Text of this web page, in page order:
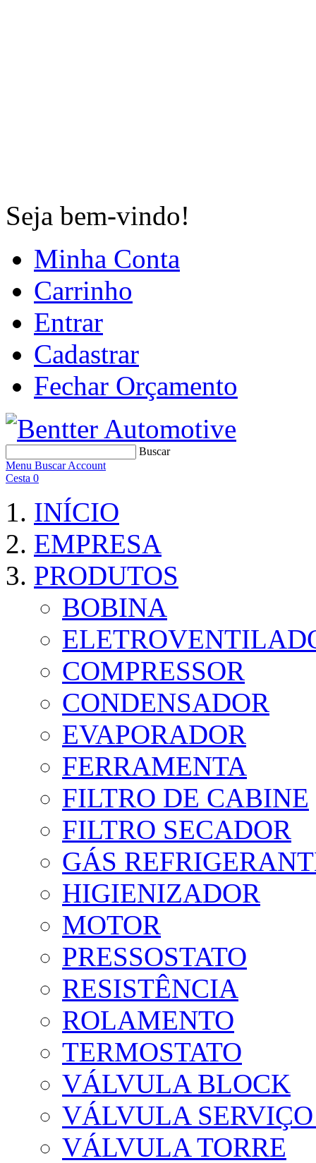
Seja bem-vindo!
Minha Conta
Carrinho
Entrar
Cadastrar
Fechar Orçamento
Buscar
Menu Buscar Account
Cesta 0
INÍCIO
EMPRESA
PRODUTOS
BOBINA
COMPRESSOR
CONDENSADOR
EVAPORADOR
FERRAMENTA
FILTRO DE CABINE
FILTRO SECADOR
GÁS
HIGIENIZADOR
MOTOR
PRESSOSTATO
RESISTÊNCIA
ROLAMENTO
TERMOSTATO
VÁLVULA BLOCK
VÁLVULA
VÁLVULA TORRE